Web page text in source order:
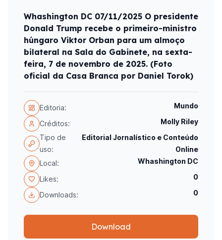
Whashington DC 07/11/2025 O presidente
Donald Trump recebe o primeiro-ministro
húngaro Viktor Orban para um almoço
bilateral na Sala do Gabinete, na sexta-
feira, 7 de novembro de 2025. (Foto
oficial da Casa Branca por Daniel Torok)
Editoria: Mundo
Créditos:
Molly Riley
Tipo de
uso:
Editorial Jornalístico e Conteúdo
Online
Local:
Whashington DC
Likes: 0
Downloads: 0
Download